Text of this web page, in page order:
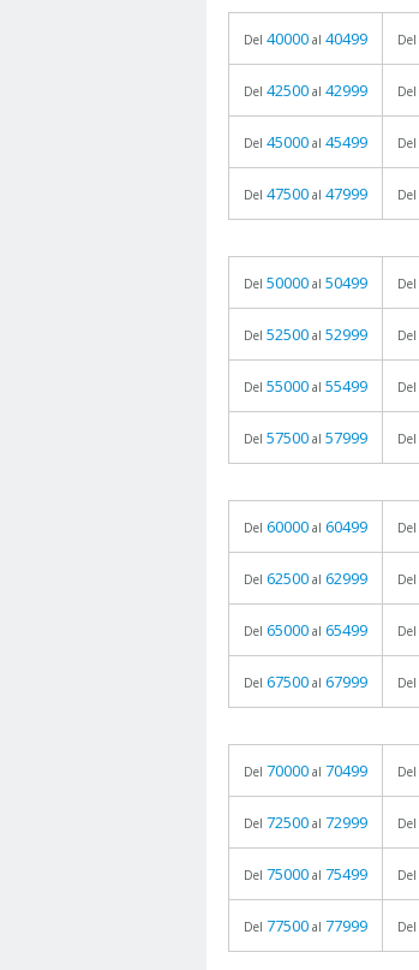
Del 40000 al 40499 Del
Del 42500 al 42999 Del
Del 45000 al 45499 Del
Del 47500 al 47999 Del
Del 50000 al 50499 Del
Del 52500 al 52999 Del
Del 55000 al 55499 Del
Del 57500 al 57999 Del
Del 60000 al 60499 Del
Del 62500 al 62999 Del
Del 65000 al 65499 Del
Del 67500 al 67999 Del
Del 70000 al 70499 Del
Del 72500 al 72999 Del
Del 75000 al 75499 Del
Del 77500 al 77999 Del